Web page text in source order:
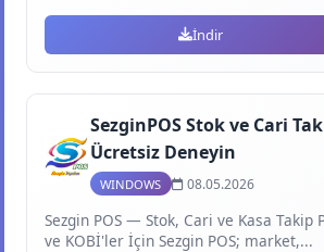
İndir
SezginPOS Stok ve Cari
Ücretsiz Deneyin
WINDOWS 08.05.2026
Sezgin POS — Stok, Cari ve Kasa Takip
ve KOBİ'ler İçin Sezgin POS; market,...